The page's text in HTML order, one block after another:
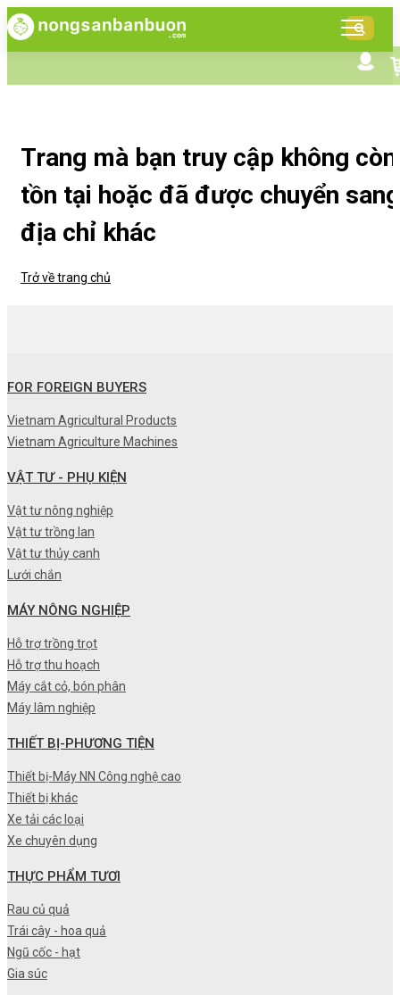
MỤC
Trang mà bạn truy cập không còn
tồn tại hoặc đã được chuyển sang
địa chỉ khác
Trở về trang chủ
FOR FOREIGN BUYERS
Vietnam Agricultural Products
Vietnam Agriculture Machines
VẬT TƯ - PHỤ KIỆN
Vật tư nông nghiệp
Vật tư trồng lan
Vật tư thủy canh
Lưới chắn
MÁY NÔNG NGHIỆP
Hỗ trợ trồng trọt
Hỗ trợ thu hoạch
Máy cắt cỏ, bón phân
Máy lâm nghiệp
THIẾT BỊ-PHƯƠNG TIỆN
Thiết bị-Máy NN Công nghệ cao
Thiết bị khác
Xe tải các loại
Xe chuyên dụng
THỰC PHẨM TƯƠI
Rau củ quả
Trái cây - hoa quả
Ngũ cốc - hạt
Gia súc